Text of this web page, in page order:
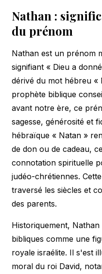
Nathan :
du prénom
Nathan est un prénom
signifiant « Dieu a
dérivé du mot hébreu
prophète biblique
avant notre ère, ce
sagesse, générosité et
hébraïque « Natan »
de don ou de cadeau,
connotation spirituelle
judéo-chrétiennes.
traversé les siècles et
des parents.
Historiquement,
bibliques comme une
royale israélite. Il s'est
moral du roi David,